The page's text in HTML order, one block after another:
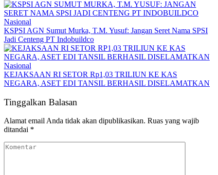
Nasional
KSPSI AGN Sumut Murka, T.M. Yusuf: Jangan Seret Nama SPSI
Jadi Centeng PT Indobuildco
Nasional
KEJAKSAAN RI SETOR Rp1,03 TRILIUN KE KAS
NEGARA, ASET EDI TANSIL BERHASIL DISELAMATKAN
Tinggalkan Balasan
Alamat email Anda tidak akan dipublikasikan. Ruas yang wajib
ditandai *